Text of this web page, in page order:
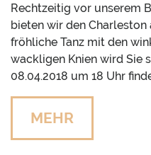
Rechtzeitig vor unserem
bieten wir den Charleston
fröhliche Tanz mit den
wackligen Knien wird Sie
08.04.2018 um 18 Uhr
MEHR